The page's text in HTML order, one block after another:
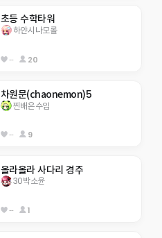
초등 수학타워
하얀시나모롤
-- 20
차원문(chaonemon)5
찐배은수임
-- 9
올라올라 사다리 경주
30박소윤
-- 1